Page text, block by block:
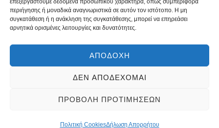
επεξεργαστούμε δεδομένα προσωπικού χαρακτήρα, όπως συμπεριφορά
περιήγησης ή μοναδικά αναγνωριστικά σε αυτόν τον ιστότοπο. Η μη
συγκατάθεση ή η ανάκληση της συγκατάθεσης, μπορεί να επηρεάσει
αρνητικά ορισμένες λειτουργίες και δυνατότητες.
ΑΠΟΔΟΧΉ
ΔΕΝ ΑΠΟΔΈΧΟΜΑΙ
ΠΡΟΒΟΛΉ ΠΡΟΤΙΜΉΣΕΩΝ
Πολιτική CookiesΔήλωση Απορρήτου
Δήλωση Απορρήτου
Όροι και Προϋποθέσεις
Τρόπος Αποστολής
Sitemaps